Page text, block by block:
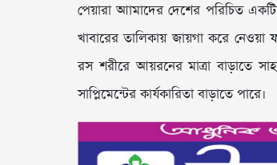
পেয়ারা আামাদের দেশের পরিচিত
খাবারের তালিকায় জায়গা করে নেওয়া
রস শরীরে আয়রনের মাত্রা বাড়াতে
সাপ্লিমেন্টের কার্যকারিতা বাড়াতে পারে।